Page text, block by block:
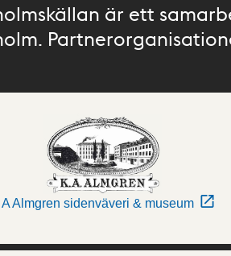
är ett
A Almgren sidenväveri & museum